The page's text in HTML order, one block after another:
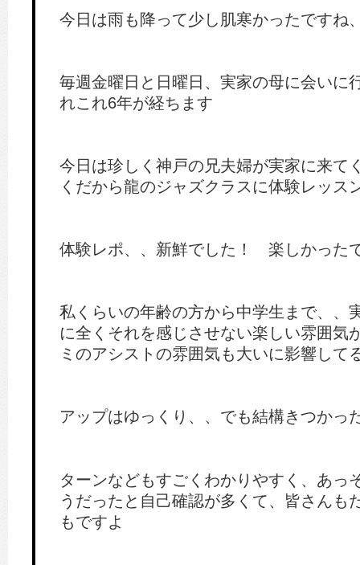
今日は雨も降って少し肌寒かったですね
毎週金曜日と日曜日、実家の母に会いに
れこれ6年が経ちます
今日は珍しく神戸の兄夫婦が実家に来て
くだから龍のジャズクラスに体験レッス
体験レポ、、新鮮でした！ 楽しかった
私くらいの年齢の方から中学生まで、、
に全くそれを感じさせない楽しい雰囲気
ミのアシストの雰囲気も大いに影響して
アップはゆっくり、、でも結構きつかっ
ターンなどもすごくわかりやすく、あっ
うだったと自己確認が多くて、皆さんも
もですよ